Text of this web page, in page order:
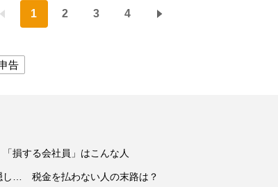
1 2 3 4
告
損する会社員」はこんな人
し… 税金を払わない人の末路は？